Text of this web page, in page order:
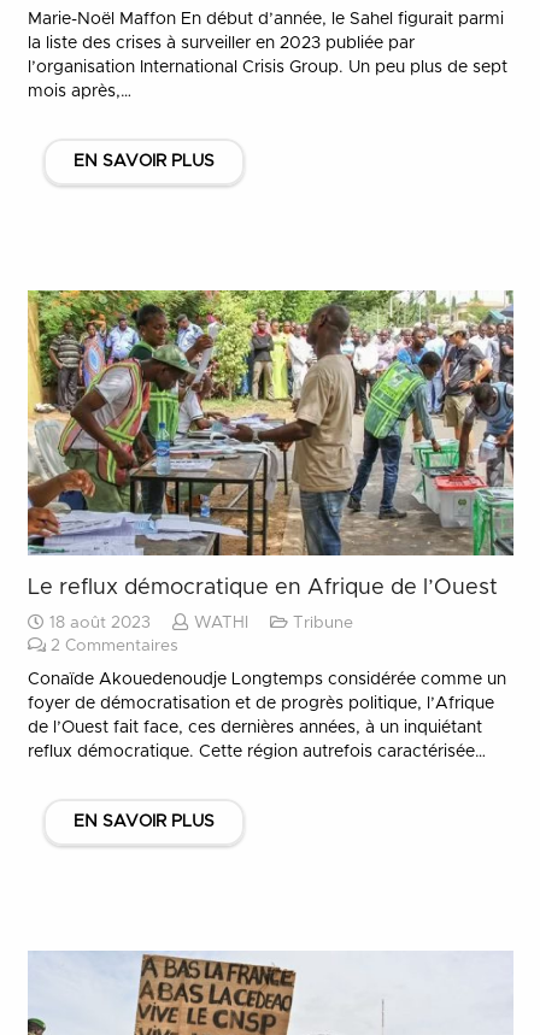
Marie-Noël Maffon En début d’année, le Sahel figurait parmi
la liste des crises à surveiller en 2023 publiée par
l’organisation International Crisis Group. Un peu plus de sept
mois après,…
EN SAVOIR PLUS
Le reflux démocratique en Afrique de l’Ouest
18 août 2023 WATHI
Tribune
2 Commentaires
Conaïde Akouedenoudje Longtemps considérée comme un
foyer de démocratisation et de progrès politique, l’Afrique
de l’Ouest fait face, ces dernières années, à un inquiétant
reflux démocratique. Cette région autrefois caractérisée…
EN SAVOIR PLUS